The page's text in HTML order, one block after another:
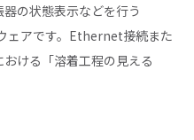
の状態表示などを行う
ェアです。Ethernet接続また
ける「溶着工程の見える